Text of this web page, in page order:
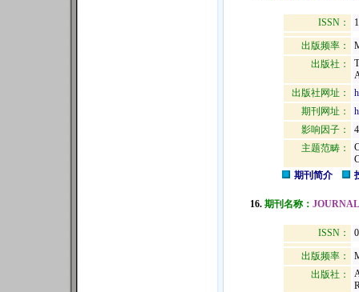
ISSN：
出版频率：
出版社：
出版社网址：
期刊网址：
影响因子：
主题范畴：
期刊简介
16. 期刊名称：
ISSN：
出版频率：
出版社：